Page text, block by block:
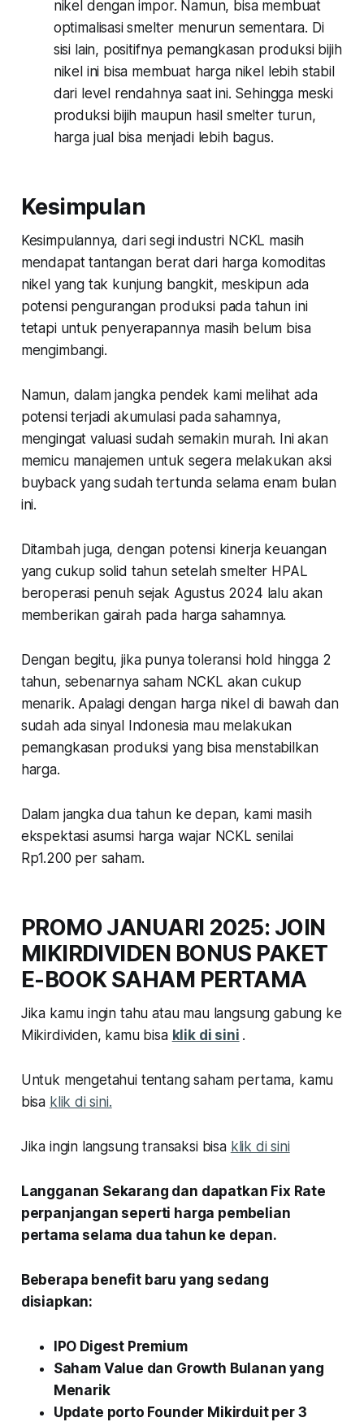
nikel dengan impor. Namun, bisa membuat
optimalisasi smelter menurun sementara. Di
sisi lain, positifnya pemangkasan produksi bijih
nikel ini bisa membuat harga nikel lebih stabil
dari level rendahnya saat ini. Sehingga meski
produksi bijih maupun hasil smelter turun,
harga jual bisa menjadi lebih bagus.
Kesimpulan
Kesimpulannya, dari segi industri NCKL masih
mendapat tantangan berat dari harga komoditas
nikel yang tak kunjung bangkit, meskipun ada
potensi pengurangan produksi pada tahun ini
tetapi untuk penyerapannya masih belum bisa
mengimbangi.
Namun, dalam jangka pendek kami melihat ada
potensi terjadi akumulasi pada sahamnya,
mengingat valuasi sudah semakin murah. Ini akan
memicu manajemen untuk segera melakukan aksi
buyback yang sudah tertunda selama enam bulan
ini.
Ditambah juga, dengan potensi kinerja keuangan
yang cukup solid tahun setelah smelter HPAL
beroperasi penuh sejak Agustus 2024 lalu akan
memberikan gairah pada harga sahamnya.
Dengan begitu, jika punya toleransi hold hingga 2
tahun, sebenarnya saham NCKL akan cukup
menarik. Apalagi dengan harga nikel di bawah dan
sudah ada sinyal Indonesia mau melakukan
pemangkasan produksi yang bisa menstabilkan
harga.
Dalam jangka dua tahun ke depan, kami masih
ekspektasi asumsi harga wajar NCKL senilai
Rp1.200 per saham.
PROMO JANUARI 2025: JOIN
MIKIRDIVIDEN BONUS PAKET
E-BOOK SAHAM PERTAMA
Jika kamu ingin tahu atau mau langsung gabung ke
Mikirdividen, kamu bisa klik di sini .
Untuk mengetahui tentang saham pertama, kamu
bisa klik di sini.
Jika ingin langsung transaksi bisa klik di sini
Langganan Sekarang dan dapatkan Fix Rate
perpanjangan seperti harga pembelian
pertama selama dua tahun ke depan.
Beberapa benefit baru yang sedang
disiapkan:
IPO Digest Premium
Saham Value dan Growth Bulanan yang
Menarik
Update porto Founder Mikirduit per 3